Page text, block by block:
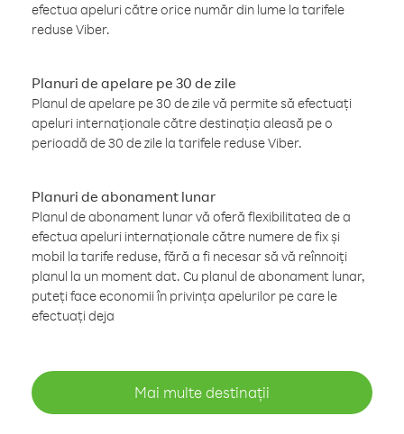
efectua apeluri către orice număr din lume la tarifele
reduse Viber.
Planuri de apelare pe 30 de zile
Planul de apelare pe 30 de zile vă permite să efectuați
apeluri internaționale către destinația aleasă pe o
perioadă de 30 de zile la tarifele reduse Viber.
Planuri de abonament lunar
Planul de abonament lunar vă oferă flexibilitatea de a
efectua apeluri internaționale către numere de fix și
mobil la tarife reduse, fără a fi necesar să vă reînnoiți
planul la un moment dat. Cu planul de abonament lunar,
puteți face economii în privința apelurilor pe care le
efectuați deja
Mai multe destinații